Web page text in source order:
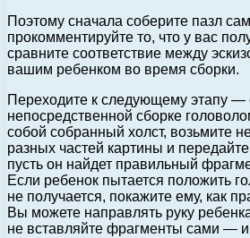
Поэтому сначала соберите пазл
прокомментируйте то, что у вас
сравните соответствие между
вашим ребенком во время сборки.
Переходите к следующему этапу —
непосредственной сборке
собой собранный холст, возьмите
разных частей картины и
пусть он найдет правильный
Если ребенок пытается положить
не получается, покажите ему, как
Вы можете направлять руку
не вставляйте фрагменты сами —